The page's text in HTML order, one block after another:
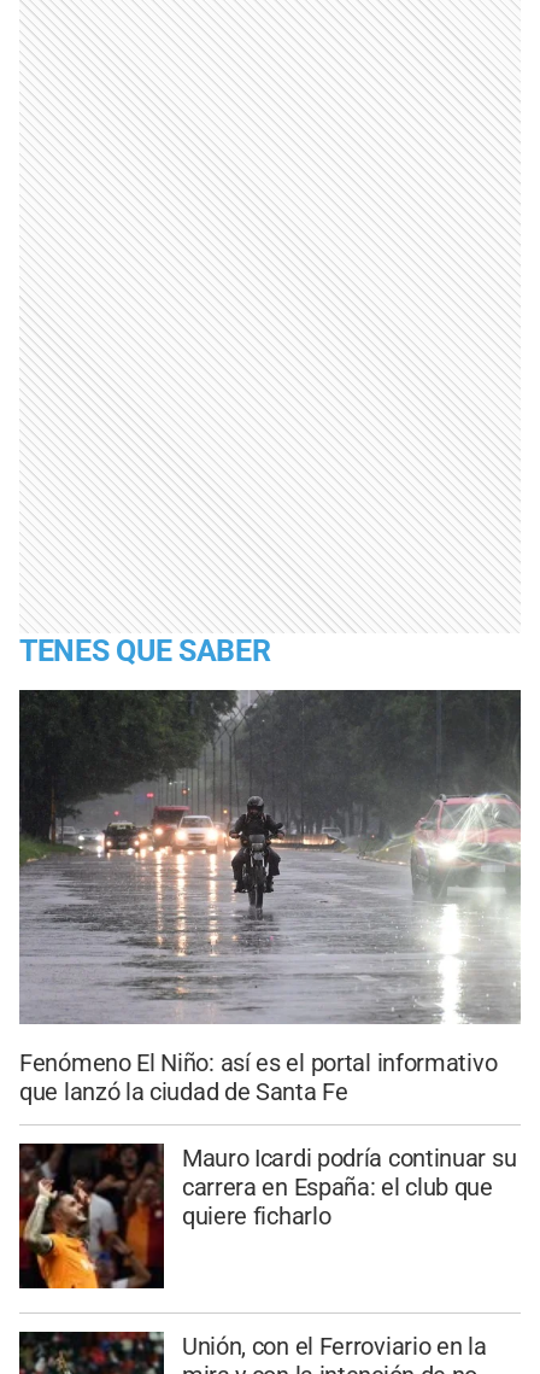
TENES QUE SABER
Fenómeno El Niño: así es el portal informativo
que lanzó la ciudad de Santa Fe
Mauro Icardi podría continuar su
carrera en España: el club que
quiere ficharlo
Unión, con el Ferroviario en la